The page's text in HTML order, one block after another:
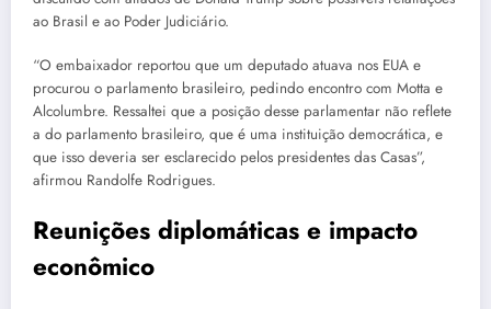
ao Brasil e ao Poder Judiciário.
“O embaixador reportou que um deputado atuava nos EUA e
procurou o parlamento brasileiro, pedindo encontro com Motta e
Alcolumbre. Ressaltei que a posição desse parlamentar não reflete
a do parlamento brasileiro, que é uma instituição democrática, e
que isso deveria ser esclarecido pelos presidentes das Casas”,
afirmou Randolfe Rodrigues.
Reunições diplomáticas e impacto
econômico